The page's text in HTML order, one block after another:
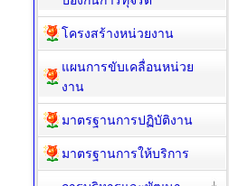
ป้องกันการทุจริต
โครงสร้างหน่วยงาน
แผนการขับเคลื่อนหน่วย
งาน
มาตรฐานการปฏิบัติงาน
มาตรฐานการให้บริการ